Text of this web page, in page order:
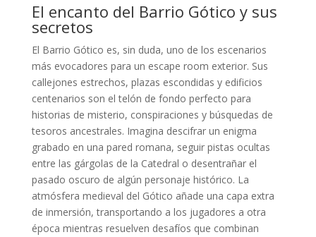
El encanto del Barrio Gótico y sus
secretos
El Barrio Gótico es, sin duda, uno de los escenarios
más evocadores para un escape room exterior. Sus
callejones estrechos, plazas escondidas y edificios
centenarios son el telón de fondo perfecto para
historias de misterio, conspiraciones y búsquedas de
tesoros ancestrales. Imagina descifrar un enigma
grabado en una pared romana, seguir pistas ocultas
entre las gárgolas de la Catedral o desentrañar el
pasado oscuro de algún personaje histórico. La
atmósfera medieval del Gótico añade una capa extra
de inmersión, transportando a los jugadores a otra
época mientras resuelven desafíos que combinan